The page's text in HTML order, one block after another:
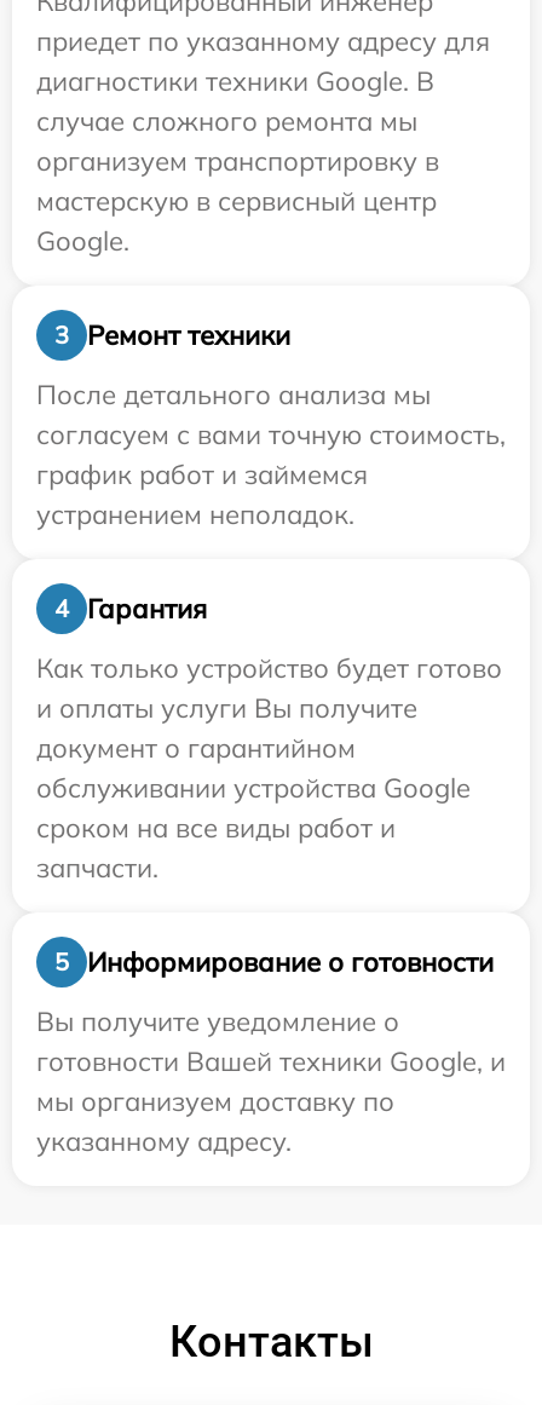
приедет по указанному адресу для
диагностики техники Google. В
случае сложного ремонта мы
организуем транспортировку в
мастерскую в сервисный центр
Google.
3
Ремонт техники
После детального анализа мы
согласуем с вами точную стоимость,
график работ и займемся
устранением неполадок.
4
Гарантия
Как только устройство будет готово
и оплаты услуги Вы получите
документ о гарантийном
обслуживании устройства Google
сроком на все виды работ и
запчасти.
5
Информирование о готовности
Вы получите уведомление о
готовности Вашей техники Google, и
мы организуем доставку по
указанному адресу.
Контакты